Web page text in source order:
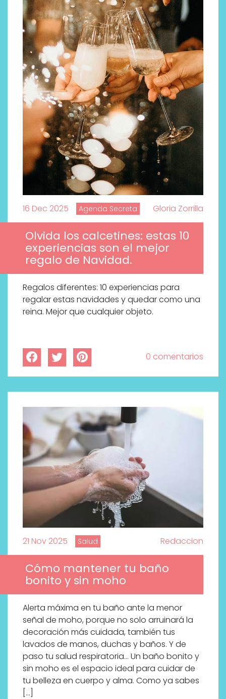
16 Dec 2025 Agenda Secreta Gloria Zorrilla
Olvida los calcetines: estas 10
experiencias son el mejor
regalo de Navidad.
Regalos diferentes: 10 experiencias para
regalar estas navidades y quedar como una
reina. Mejor que cualquier objeto.
0 comentarios
21 Nov 2025 Salud Redaccion
Cómo mantener tu baño
bonito y sin moho
Alerta máxima en tu baño ante la menor
señal de moho, porque no solo arruinará la
decoración más cuidada, también tus
lavados de manos, duchas y baños. Y de
paso tu salud respiratoria… Un baño bonito y
sin moho es el espacio ideal para cuidar de
tu belleza en cuerpo y alma. Como ya sabes
[…]